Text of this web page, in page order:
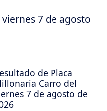
7 de agosto
de Placa
Carro del
7 de agosto de